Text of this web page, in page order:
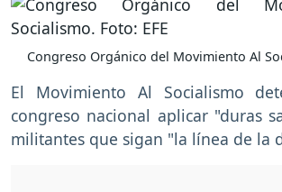
Congreso Orgánico del Movimiento Al
El Movimiento Al Socialismo
congreso nacional aplicar "duras
militantes que sigan "la línea de la